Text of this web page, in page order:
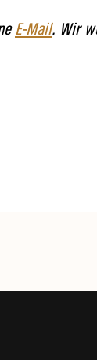
E-Mail. Wir